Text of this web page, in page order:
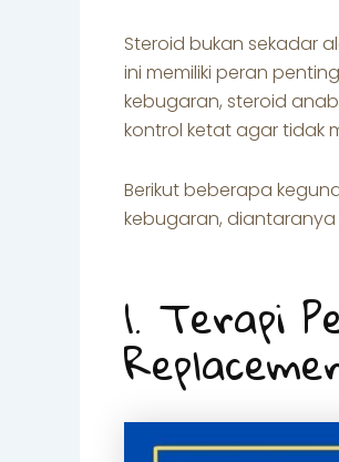
Steroid bukan sekadar
ini memiliki peran
kebugaran, steroid
kontrol ketat agar tidak
Berikut beberapa
kebugaran,
1. Terapi